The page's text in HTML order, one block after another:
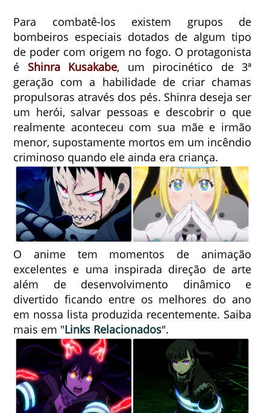
Para combatê-los existem grupos de
bombeiros especiais dotados de algum tipo
de poder com origem no fogo. O protagonista
é Shinra Kusakabe, um pirocinético de 3ª
geração com a habilidade de criar chamas
propulsoras através dos pés. Shinra deseja ser
um herói, salvar pessoas e descobrir o que
realmente aconteceu com sua mãe e irmão
menor, supostamente mortos em um incêndio
criminoso quando ele ainda era criança.
O anime tem momentos de animação
excelentes e uma inspirada direção de arte
além de desenvolvimento dinâmico e
divertido ficando entre os melhores do ano
em nossa lista produzida recentemente. Saiba
mais em "Links Relacionados".